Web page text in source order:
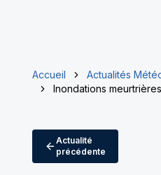
Accueil
Actualités
Inondations
Actualité
précédente